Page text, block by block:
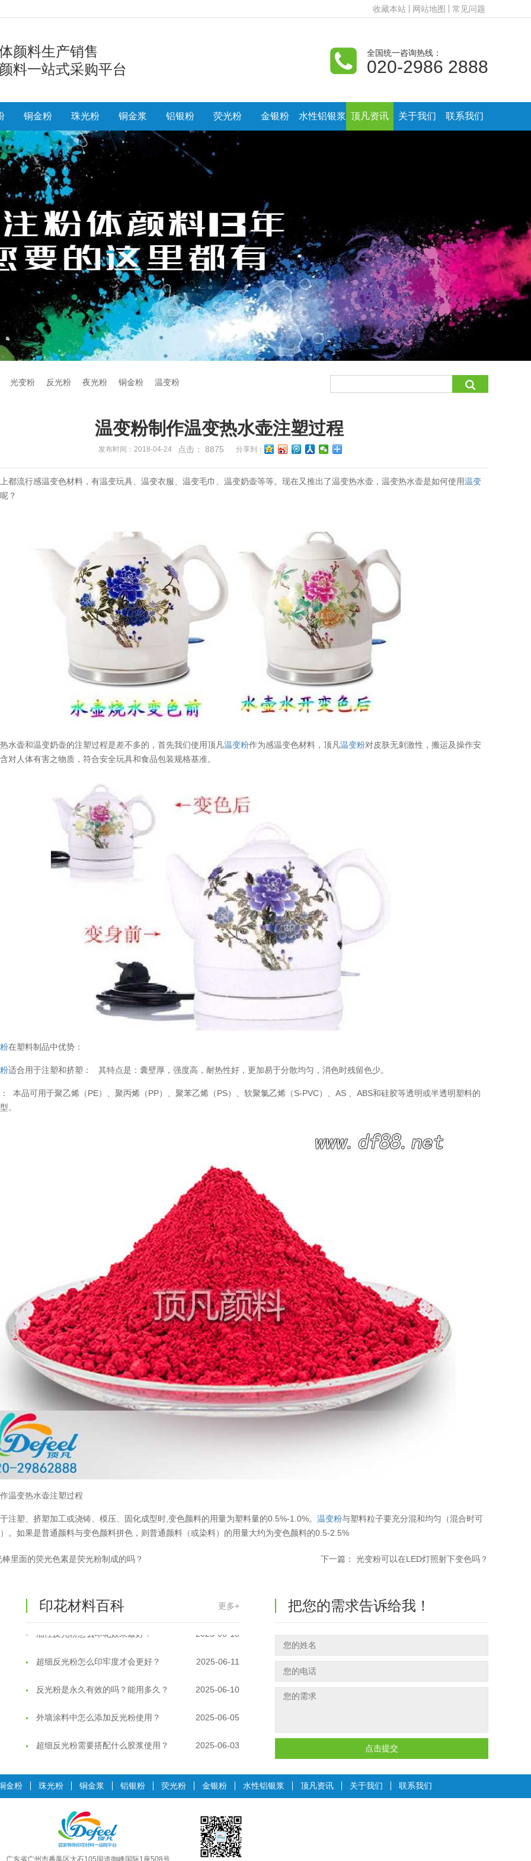
收藏本站 网站地图 常见问题
颜料生产销售
料一站式采购平台
全国统一咨询热线：
020-2986 2888
铜金粉 珠光粉 铜金浆 铝银粉 荧光粉 金银粉 水性铝银浆 顶凡资讯 关于我们 联系我们
光变粉 反光粉 夜光粉 铜金粉 温变粉
温变粉制作温变热水壶注塑过程
发布时间：2018-04-24 点击： 8875 分享到：
都流行感温变色材料，有温变玩具、温变衣服、温变毛巾、温变奶壶等等。现在又推出了温变热水壶，温变热水壶是如何使用温变
？
水壶和温变奶壶的注塑过程是差不多的，首先我们使用顶凡温变粉作为感温变色材料，顶凡温变粉对皮肤无刺激性，搬运及操作安
对人体有害之物质，符合安全玩具和食品包装规格基准。
在塑料制品中优势：
适合用于注塑和挤塑： 其特点是：囊壁厚，强度高，耐热性好，更加易于分散均匀，消色时残留色少。
本品可用于聚乙烯（PE）、聚丙烯（PP）、聚苯乙烯（PS）、软聚氯乙烯（S-PVC）、AS 、ABS和硅胶等透明或半透明塑料的
。
温变热水壶注塑过程
注塑、挤塑加工或浇铸、模压、固化成型时,变色颜料的用量为塑料量的0.5%-1.0%。温变粉与塑料粒子要充分混和均匀（混合时可
。如果是普通颜料与变色颜料拼色，则普通颜料（或染料）的用量大约为变色颜料的0.5-2.5%
棒里面的荧光色素是荧光粉制成的吗？ 下一篇： 光变粉可以在LED灯照射下变色吗？
印花材料百科 更多+
温变粉丝印到底用多少目网版？这篇... 2026-06-11
反光粉太久不用结块要怎么处理？
反光粉可以混合其他颜料一起使用吗... 2025-05-23
温变粉丝印到底用多少目网版？这篇... 2026-06-11
反光粉太久不用结块要怎么处理？ 2025-07-11
把您的需求告诉给我！
点击提交
金粉 珠光粉 铜金浆 铝银粉 荧光粉 金银粉 水性铝银浆 顶凡资讯 关于我们 联系我们
广东省广州市番禺区大石105国道御峰国际1座508号